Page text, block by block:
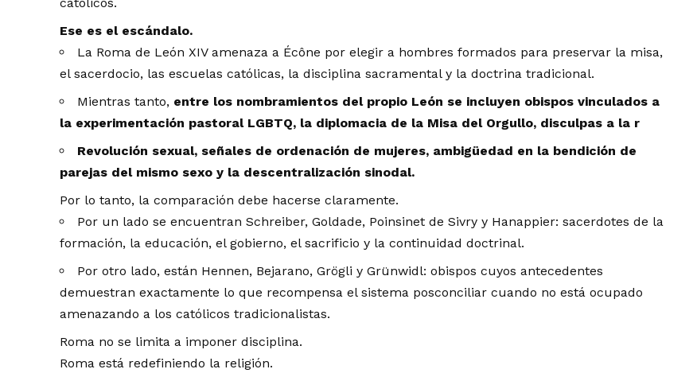
Ese es el escándalo.
La Roma de León XIV amenaza a Écône por elegir a hombres formados para preservar la misa,
el sacerdocio, las escuelas católicas, la disciplina sacramental y la doctrina tradicional.
Mientras tanto, entre los nombramientos del propio León se incluyen obispos vinculados a
la experimentación pastoral LGBTQ, la diplomacia de la Misa del Orgullo, disculpas a la r
Revolución sexual, señales de ordenación de mujeres, ambigüedad en la bendición de
parejas del mismo sexo y la descentralización sinodal.
Por lo tanto, la comparación debe hacerse claramente.
Por un lado se encuentran Schreiber, Goldade, Poinsinet de Sivry y Hanappier: sacerdotes de la
formación, la educación, el gobierno, el sacrificio y la continuidad doctrinal.
Por otro lado, están Hennen, Bejarano, Grögli y Grünwidl: obispos cuyos antecedentes
demuestran exactamente lo que recompensa el sistema posconciliar cuando no está ocupado
amenazando a los católicos tradicionalistas.
Roma no se limita a imponer disciplina.
Roma está redefiniendo la religión.